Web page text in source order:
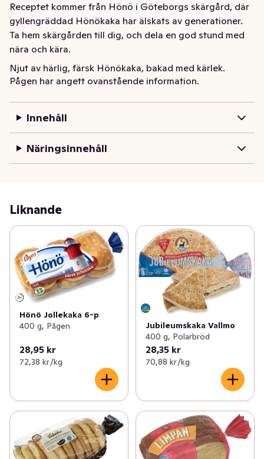
Receptet kommer från Hönö i Göteborgs skärgård, där
gyllengräddad Hönökaka har älskats av generationer.
Ta hem skärgården till dig, och dela en god stund med
nära och kära.
Njut av härlig, färsk Hönökaka, bakad med kärlek.
Receptet kommer från Hönö i Göteborgs skärgård, där
nära och kära.
Pågen har angett ovanstående information.
Innehåll
Näringsinnehåll
Liknande
Hönö Jollekaka 6-p
400 g, Pågen
28,95 kr
72,38 kr /kg
Jubileumskaka Vallmo
400 g, Polarbröd
28,35 kr
70,88 kr /kg